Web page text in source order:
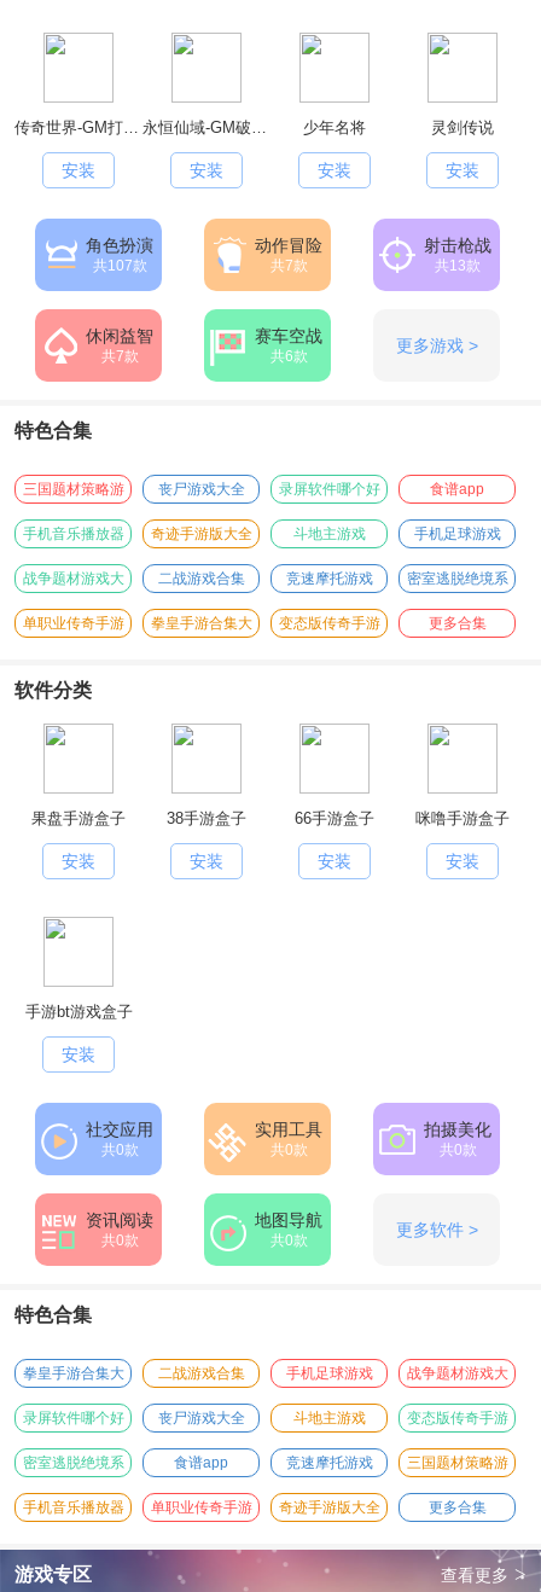
安装 安装
少年名将
安装
灵剑传说
安装
角色扮演
共107款
动作冒险
共7款
射击枪战
共13款
休闲益智
共7款
赛车空战
共6款
更多游戏 >
特色合集
三国题材策略游
戏
丧尸游戏大全
录屏软件哪个好
用
食谱app
手机音乐播放器 奇迹手游版大全 斗地主游戏 手机足球游戏
战争题材游戏大
全
二战游戏合集 竞速摩托游戏
密室逃脱绝境系
列游戏
单职业传奇手游
拳皇手游合集大
变态版传奇手游
更多合集
软件分类
果盘手游盒子
安装
38手游盒子
安装
66手游盒子
安装
咪噜手游盒子
安装
手游bt游戏盒子
安装
社交应用
共0款
实用工具
共0款
拍摄美化
共0款
资讯阅读
共0款
地图导航
共0款
更多软件 >
特色合集
拳皇手游合集大
全
二战游戏合集 手机足球游戏
战争题材游戏大
全
录屏软件哪个好
用
丧尸游戏大全 斗地主游戏
变态版传奇手游
大全
密室逃脱绝境系
列游戏
食谱app 竞速摩托游戏
三国题材策略游
戏
手机音乐播放器
单职业传奇手游 奇迹手游版大全 更多合集
游戏专区 查看更多 >